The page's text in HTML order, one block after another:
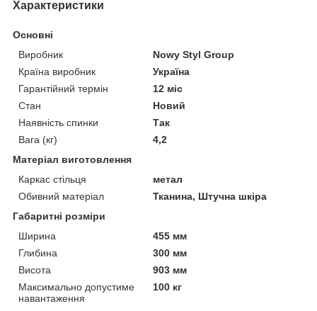
Характеристики
Основні
Виробник
Nowy Styl Group
Країна виробник
Україна
Гарантійний термін
12 міс
Стан
Новий
Наявність спинки
Так
Вага (кг)
4,2
Матеріал виготовлення
Каркас стільця
метал
Обивний матеріал
Тканина, Штучна шкіра
Габаритні розміри
Ширина
455 мм
Глибина
300 мм
Висота
903 мм
Максимально допустиме
навантаження
100 кг